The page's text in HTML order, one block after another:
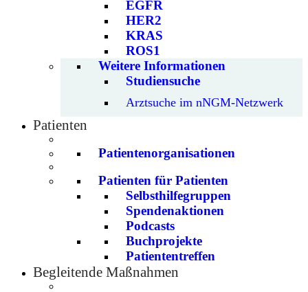
EGFR
HER2
KRAS
ROS1
Weitere Informationen
Studiensuche
Arztsuche im nNGM-Netzwerk
Patienten
Patientenorganisationen
Patienten für Patienten
Selbsthilfegruppen
Spendenaktionen
Podcasts
Buchprojekte
Patiententreffen
Begleitende Maßnahmen